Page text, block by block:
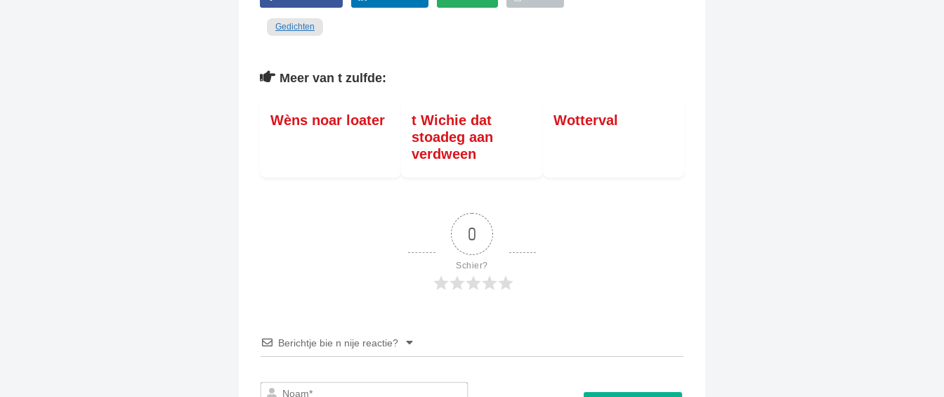
Gedichten
Meer van t zulfde:
Wèns noar loater
t Wichie dat
stoadeg aan
verdween
Wotterval
0
Schier?
Berichtje bie n nije reactie?
Noam*